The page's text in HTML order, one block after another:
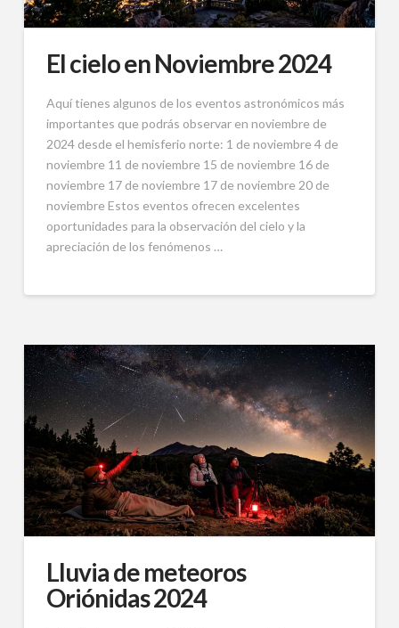
El cielo en Noviembre 2024
Aquí tienes algunos de los eventos astronómicos más
importantes que podrás observar en noviembre de
2024 desde el hemisferio norte: 1 de noviembre 4 de
noviembre 11 de noviembre 15 de noviembre 16 de
noviembre 17 de noviembre 17 de noviembre 20 de
noviembre Estos eventos ofrecen excelentes
oportunidades para la observación del cielo y la
apreciación de los fenómenos …
Lluvia de meteoros
Oriónidas 2024